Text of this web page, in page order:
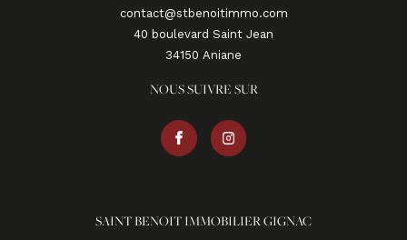
contact@stbenoitimmo.com
40 boulevard Saint Jean
34150
aniane
NOUS SUIVRE SUR
SAINT BENOIT IMMOBILIER GIGNAC